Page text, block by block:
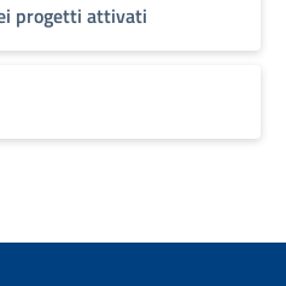
progetti attivati